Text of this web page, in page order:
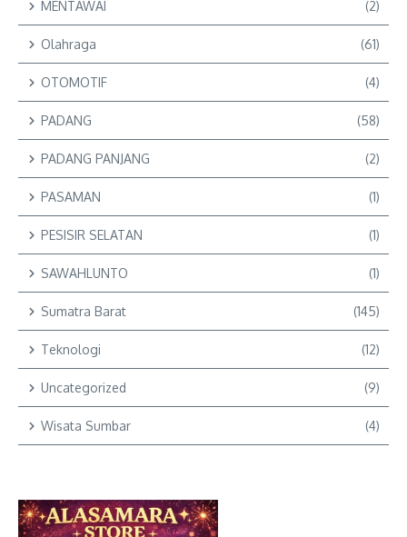
MENTAWAI (2)
Olahraga (61)
OTOMOTIF (4)
PADANG (58)
PADANG PANJANG (2)
PASAMAN (1)
PESISIR SELATAN (1)
SAWAHLUNTO (1)
Sumatra Barat (145)
Teknologi (12)
Uncategorized (9)
Wisata Sumbar (4)